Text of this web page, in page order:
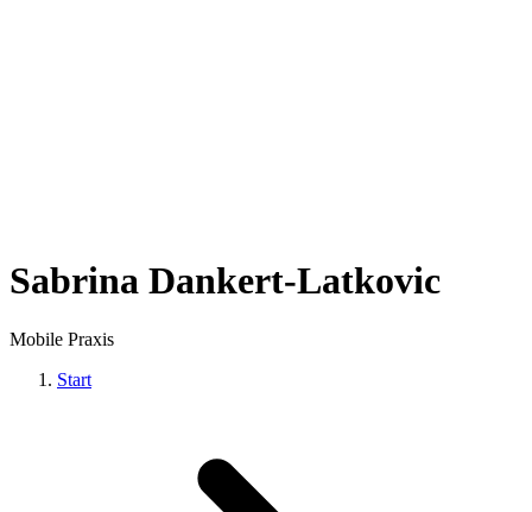
Sabrina Dankert-Latkovic
Mobile Praxis
Start